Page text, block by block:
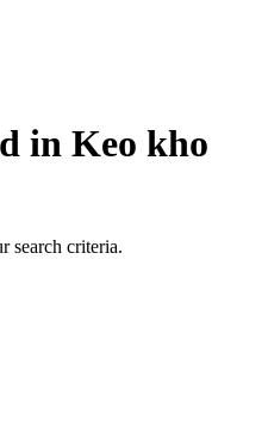
in Keo kho
search criteria.